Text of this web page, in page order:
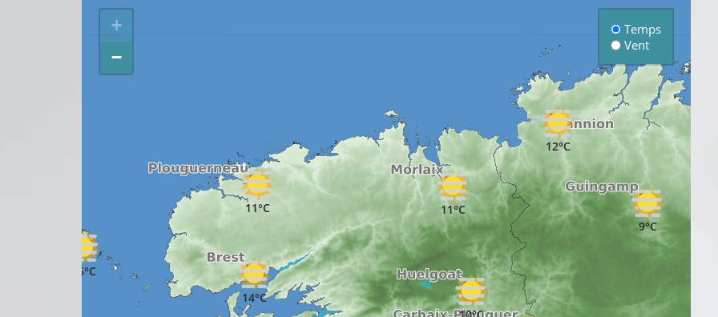
14°C
11°C
16°C
11°C
9°C
12°C
+
−
Temps
Vent